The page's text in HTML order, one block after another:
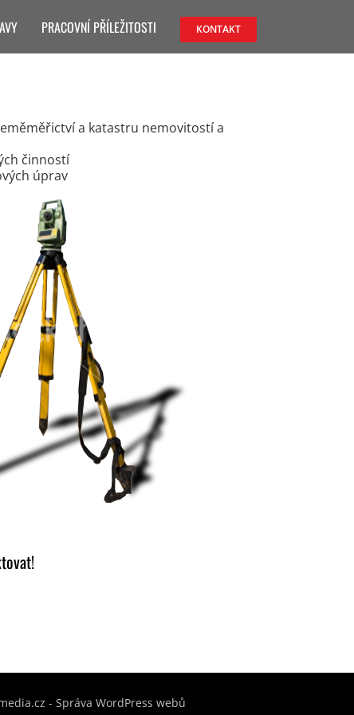
PRACOVNÍ PŘÍLEŽITOSTI KONTAKT
a katastru nemovitostí a
činností
úprav
- Správa WordPress webů